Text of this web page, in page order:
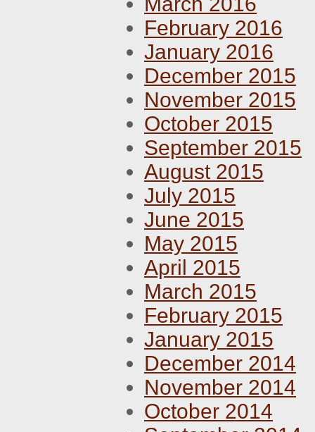
February 2016
January 2016
December 2015
November 2015
October 2015
September 2015
August 2015
July 2015
June 2015
May 2015
April 2015
March 2015
February 2015
January 2015
December 2014
November 2014
October 2014